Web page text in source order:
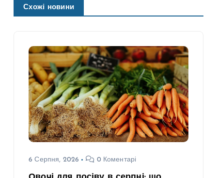
Схожі новини
6 Серпня, 2026 0 Коментарі